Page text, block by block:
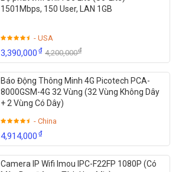
1501Mbps, 150 User, LAN 1GB
- USA
3,390,000₫ 4,200,000₫
Báo Động Thông Minh 4G Picotech PCA-
8000GSM-4G 32 Vùng (32 Vùng Không Dây
+ 2 Vùng Có Dây)
- China
4,914,000₫
Camera IP Wifi Imou IPC-F22FP 1080P (Có